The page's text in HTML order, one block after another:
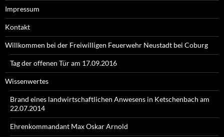
Impressum
Kontakt
Willkommen bei der Freiwilligen Feuerwehr Neustadt bei Coburg
Tag der offenen Tür am 17.09.2016
Wissenwertes
Brand eines landwirtschaftlichen Anwesens in Ketschenbach am
22.07.2014
Ehrenkommandant Max Oskar Arnold